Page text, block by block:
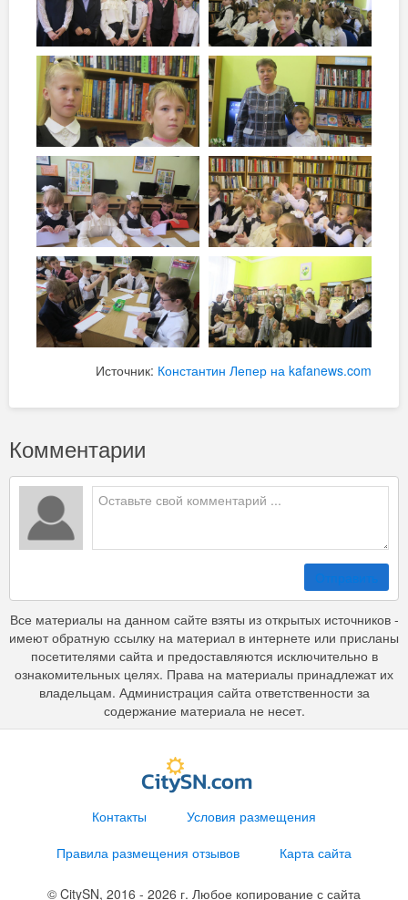
Источник: Константин Лепер на kafanews.com
Комментарии
Отправить
Все материалы на данном сайте взяты из открытых источников -
имеют обратную ссылку на материал в интернете или присланы
посетителями сайта и предоставляются исключительно в
ознакомительных целях. Права на материалы принадлежат их
владельцам. Администрация сайта ответственности за
содержание материала не несет.
Контакты
Условия размещения
Правила размещения отзывов
Карта сайта
© CitySN, 2016 - 2026 г. Любое копирование с сайта